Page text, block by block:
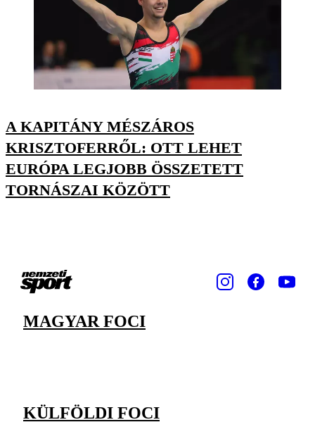
A KAPITÁNY MÉSZÁROS
KRISZTOFERRŐL: OTT LEHET
EURÓPA LEGJOBB ÖSSZETETT
TORNÁSZAI KÖZÖTT
MAGYAR FOCI
KÜLFÖLDI FOCI